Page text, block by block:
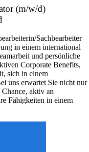
(m/w/d)
Sachbearbeiter
in einem international
und persönliche
Corporate Benefits,
sich in einem
uns erwartet Sie nicht nur
aktiv an
Fähigkeiten in einem